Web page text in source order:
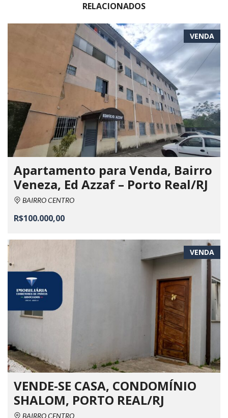
RELACIONADOS
VENDA
Apartamento para Venda, Bairro
Veneza, Ed Azzaf – Porto Real/RJ
BAIRRO CENTRO
R$100.000,00
VENDA
VENDE-SE CASA, CONDOMÍNIO
SHALOM, PORTO REAL/RJ
BAIRRO CENTRO